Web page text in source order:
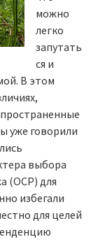
можно
легко
запутать
ся и
В этом
уже говорили
выбора
(OCP) для
избегали
для целей